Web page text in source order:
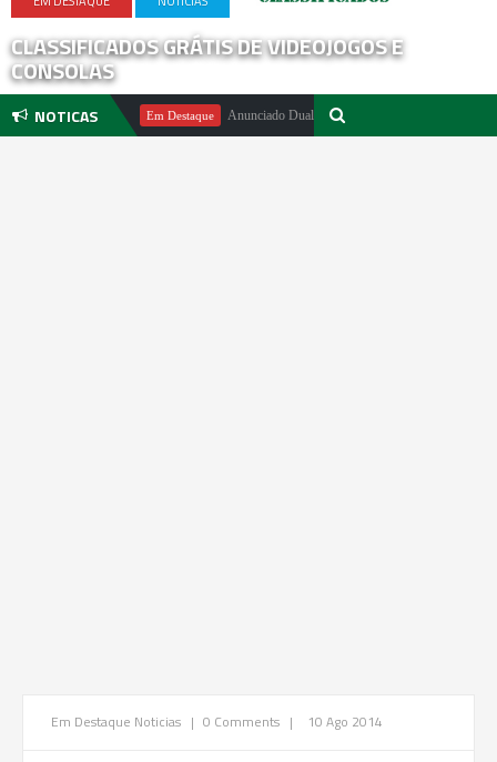
CLASSIFICADOS GRÁTIS DE VIDEOJOGOS E
CONSOLAS
NOTICAS
Pachter Em Destaque Anunciado DualSense The Last of Us Limited Edition
Em Destaque Noticias | 0 Comments | 10 Ago 2014